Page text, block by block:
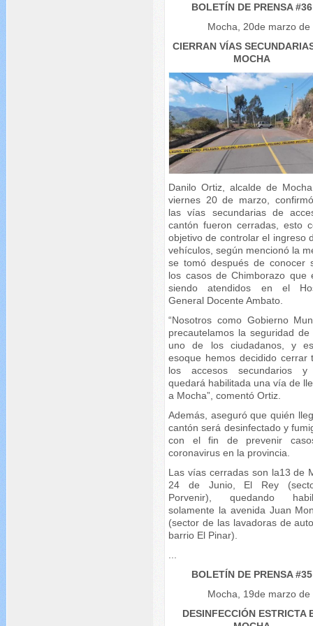
BOLETÍN DE PRENSA #36
Mocha, 20de marzo de
CIERRAN VÍAS
MOCHA
Danilo Ortiz, alcalde de
viernes 20 de marzo,
las vías secundarias de
cantón fueron cerradas, esto
objetivo de controlar el ingreso
vehículos, según mencionó la
se tomó después de conocer
los casos de Chimborazo que
siendo atendidos en el
General Docente Ambato.
“Nosotros como Gobierno
precautelamos la seguridad de
uno de los ciudadanos, y
esoque hemos decidido cerrar
los accesos secundarios y
quedará habilitada una vía de
a Mocha”, comentó Ortiz.
Además, aseguró que quién
cantón será desinfectado y
con el fin de prevenir
coronavirus en la provincia.
Las vías cerradas son la13 de
24 de Junio, El Rey
Porvenir), quedando
solamente la avenida Juan
(sector de las lavadoras de
barrio El Pinar).
BOLETÍN DE PRENSA #35
Mocha, 19de marzo de
DESINFECCIÓN ESTRICTA